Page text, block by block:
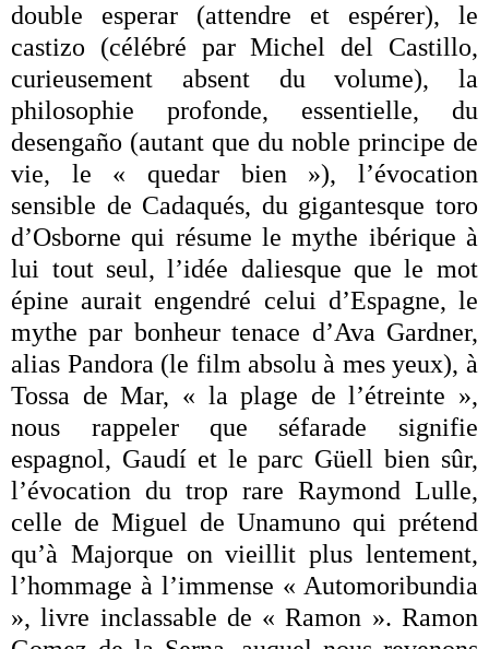
double esperar (attendre et espérer), le
castizo (célébré par Michel del Castillo,
curieusement absent du volume), la
philosophie profonde, essentielle, du
desengaño (autant que du noble principe de
vie, le « quedar bien »), l’évocation
sensible de Cadaqués, du gigantesque toro
d’Osborne qui résume le mythe ibérique à
lui tout seul, l’idée daliesque que le mot
épine aurait engendré celui d’Espagne, le
mythe par bonheur tenace d’Ava Gardner,
alias Pandora (le film absolu à mes yeux), à
Tossa de Mar, « la plage de l’étreinte »,
nous rappeler que séfarade signifie
espagnol, Gaudí et le parc Güell bien sûr,
l’évocation du trop rare Raymond Lulle,
celle de Miguel de Unamuno qui prétend
qu’à Majorque on vieillit plus lentement,
l’hommage à l’immense « Automoribundia
», livre inclassable de « Ramon ». Ramon